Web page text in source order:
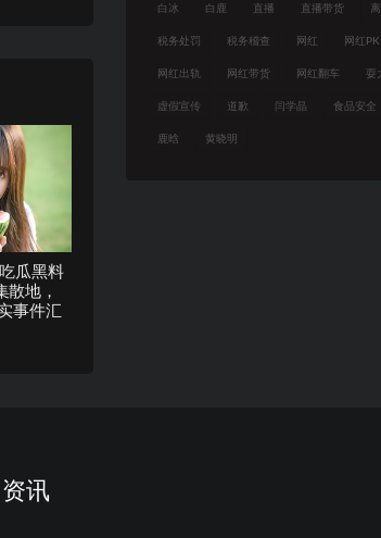
瓜黑料
散地，
事件汇
白冰 白鹿 直播 直播带货
税务处罚 税务稽查 网红 网红PK
网红出轨 网红带货 网红翻车 耍
虚假宣传 道歉 闫学晶 食品安全
鹿晗 黄晓明
讯